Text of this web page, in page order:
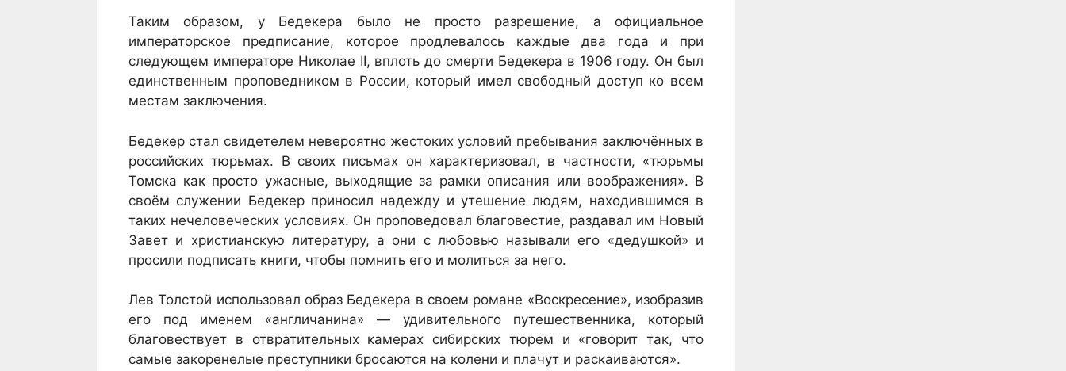
Таким образом, у Бедекера было не просто разрешение, а официальное
императорское предписание, которое продлевалось каждые два года и при
следующем императоре Николае II, вплоть до смерти Бедекера в 1906 году. Он был
единственным проповедником в России, который имел свободный доступ ко всем
местам заключения.
Бедекер стал свидетелем невероятно жестоких условий пребывания заключённых в
российских тюрьмах. В своих письмах он характеризовал, в частности, «тюрьмы
Томска как просто ужасные, выходящие за рамки описания или воображения». В
своём служении Бедекер приносил надежду и утешение людям, находившимся в
таких нечеловеческих условиях. Он проповедовал благовестие, раздавал им Новый
Завет и христианскую литературу, а они с любовью называли его «дедушкой» и
просили подписать книги, чтобы помнить его и молиться за него.
Лев Толстой использовал образ Бедекера в своем романе «Воскресение», изобразив
его под именем «англичанина» — удивительного путешественника, который
благовествует в отвратительных камерах сибирских тюрем и «говорит так, что
самые закоренелые преступники бросаются на колени и плачут и раскаиваются».